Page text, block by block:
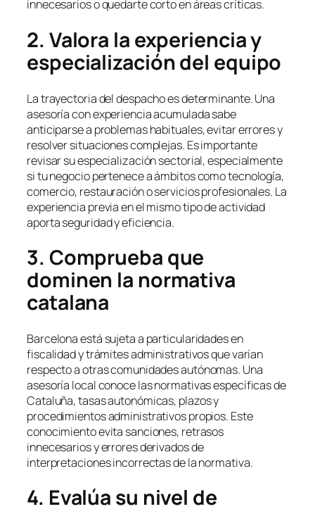
innecesarios o quedarte corto en áreas críticas.
2. Valora la experiencia y
especialización del equipo
La trayectoria del despacho es determinante. Una
asesoría con experiencia acumulada sabe
anticiparse a problemas habituales, evitar errores y
resolver situaciones complejas. Es importante
revisar su especialización sectorial, especialmente
si tu negocio pertenece a ámbitos como tecnología,
comercio, restauración o servicios profesionales. La
experiencia previa en el mismo tipo de actividad
aporta seguridad y eficiencia.
3. Comprueba que
dominen la normativa
catalana
Barcelona está sujeta a particularidades en
fiscalidad y trámites administrativos que varían
respecto a otras comunidades autónomas. Una
asesoría local conoce las normativas específicas de
Cataluña, tasas autonómicas, plazos y
procedimientos administrativos propios. Este
conocimiento evita sanciones, retrasos
innecesarios y errores derivados de
interpretaciones incorrectas de la normativa.
4. Evalúa su nivel de